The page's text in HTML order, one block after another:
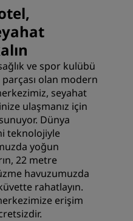
ve spor kulübü
olan modern
seyahat
ulaşmanız için
Dünya
teknolojiyle
yoğun
22 metre
havuzumuzda
rahatlayın.
erişim